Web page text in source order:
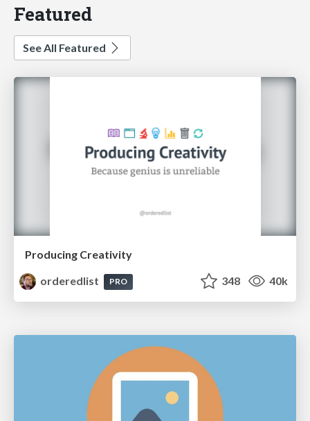
Featured
See All Featured
Producing Creativity
orderedlist
PRO 348 40k